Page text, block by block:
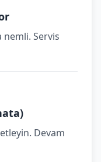
Servis
Devam